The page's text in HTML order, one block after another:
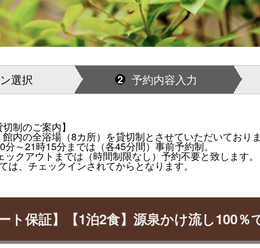
選択 2 予約内容入力
制のご案内】
内の全浴場（8カ所）を貸切制とさせていただいておりま
～21時15分までは（各45分間）事前予約制。
クアウトまでは（時間制限なし）予約不要と致します。
は、チェックインされてからとなります。
ト保証】【1泊2食】源泉かけ流し100